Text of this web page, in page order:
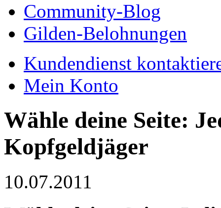
Community-Blog
Gilden-Belohnungen
Kundendienst
Mein Konto
Wähle deine Seite:
Kopfgeldjäger
10.07.2011